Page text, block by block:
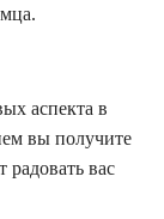
аспекта в
вы получите
радовать вас